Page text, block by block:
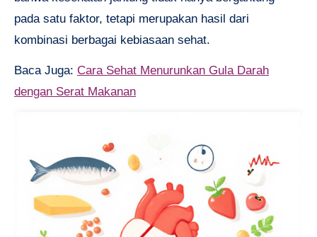
pada satu faktor, tetapi merupakan hasil dari
kombinasi berbagai kebiasaan sehat.
Baca Juga: Cara Sehat Menurunkan Gula Darah
dengan Serat Makanan